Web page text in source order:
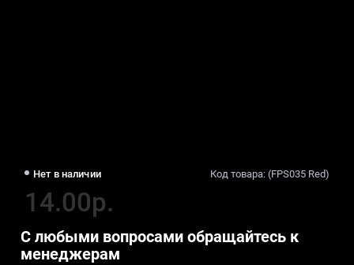
Нет в наличии Код товара: (FPS035 Red)
14.00р.
С любыми вопросами обращайтесь к
менеджерам